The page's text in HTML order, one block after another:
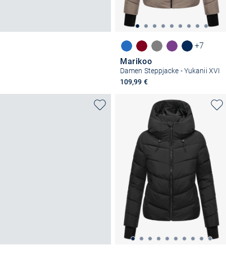
+7
Marikoo
Damen Steppjacke - Yukanii XVI
109,99 €